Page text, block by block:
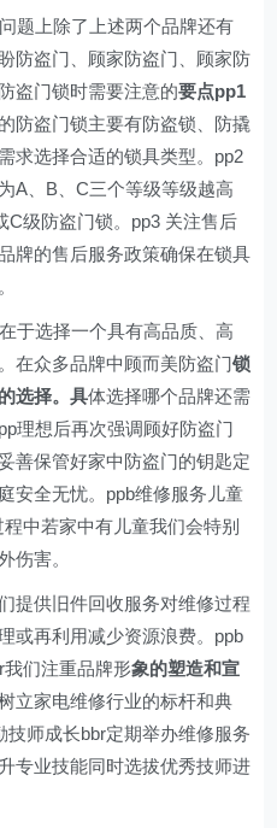
题上除了上述两个品牌还有
防盗门、顾家防盗门、顾家防
盗门锁时需要注意的要点pp1
防盗门锁主要有防盗锁、防撬
求选择合适的锁具类型。pp2
A、B、C三个等级等级越高
C级防盗门锁。pp3 关注售后
牌的售后服务政策确保在锁具
于选择一个具有高品质、高
在众多品牌中顾而美防盗门锁
选择。具体选择哪个品牌还需
理想后再次强调顾好防盗门
善保管好家中防盗门的钥匙定
安全无忧。ppb维修服务儿童
中若家中有儿童我们会特别
伤害。
提供旧件回收服务对维修过程
或再利用减少资源浪费。ppb
们注重品牌形象的塑造和宣
立家电维修行业的标杆和典
师成长bbr定期举办维修服务
专业技能同时选拔优秀技师进